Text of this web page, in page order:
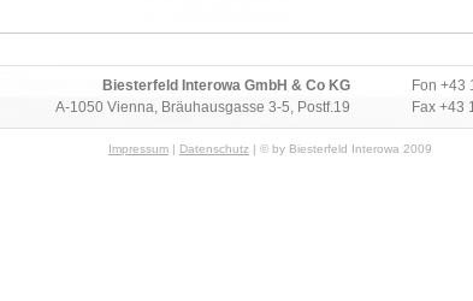
Biesterfeld Interowa GmbH & Co KG
A-1050 Vienna, Bräuhausgasse 3-5, Postf.19
Fon +43
Fax +43
Impressum | Datenschutz | © by Biesterfeld Interowa 2009